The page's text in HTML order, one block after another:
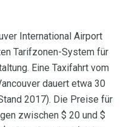
International Airport
Tarifzonen-System für
Eine Taxifahrt vom
dauert etwa 30
2017). Die Preise für
zwischen $ 20 und $